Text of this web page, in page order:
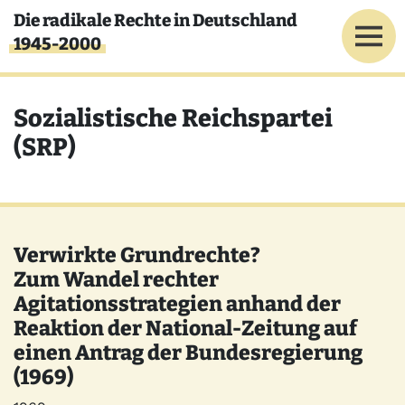
Direkt zum Inhalt
Die radikale Rechte in Deutschland
1945-2000
Sozialistische Reichspartei
(SRP)
Verwirkte Grundrechte?
Zum Wandel rechter
Agitationsstrategien anhand der
Reaktion der National-Zeitung auf
einen Antrag der Bundesregierung
(1969)